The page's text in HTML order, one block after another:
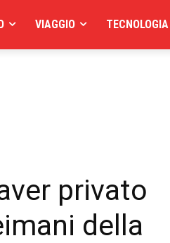
VIAGGIO TECNOLOGIA
privato
della